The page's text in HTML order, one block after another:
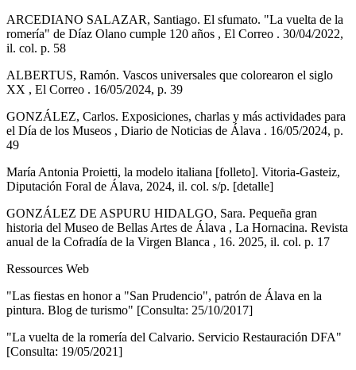
ARCEDIANO SALAZAR, Santiago. El sfumato. "La vuelta de la
romería" de Díaz Olano cumple 120 años , El Correo . 30/04/2022,
il. col. p. 58
ALBERTUS, Ramón. Vascos universales que colorearon el siglo
XX , El Correo . 16/05/2024, p. 39
GONZÁLEZ, Carlos. Exposiciones, charlas y más actividades para
el Día de los Museos , Diario de Noticias de Álava . 16/05/2024, p.
49
María Antonia Proietti, la modelo italiana [folleto]. Vitoria-Gasteiz,
Diputación Foral de Álava, 2024, il. col. s/p. [detalle]
GONZÁLEZ DE ASPURU HIDALGO, Sara. Pequeña gran
historia del Museo de Bellas Artes de Álava , La Hornacina. Revista
anual de la Cofradía de la Virgen Blanca , 16. 2025, il. col. p. 17
Ressources Web
"Las fiestas en honor a "San Prudencio", patrón de Álava en la
pintura. Blog de turismo" [Consulta: 25/10/2017]
"La vuelta de la romería del Calvario. Servicio Restauración DFA"
[Consulta: 19/05/2021]